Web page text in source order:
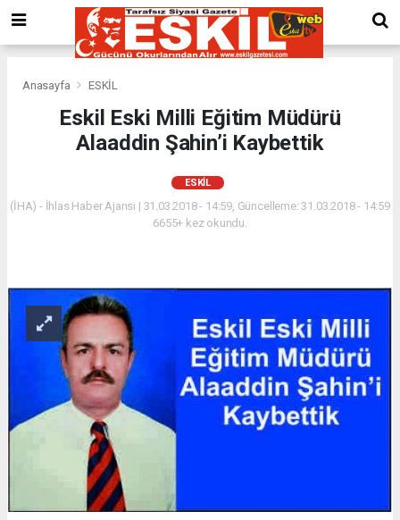
Anasayfa ESKİL
Eskil Eski Milli Eğitim Müdürü
Alaaddin Şahin’i Kaybettik
ESKİL
(İHA) - İhlas Haber Ajansı | 31.03.2018 - 14:59, Güncelleme: 31.03.2018 - 14:59
6655+ kez okundu.